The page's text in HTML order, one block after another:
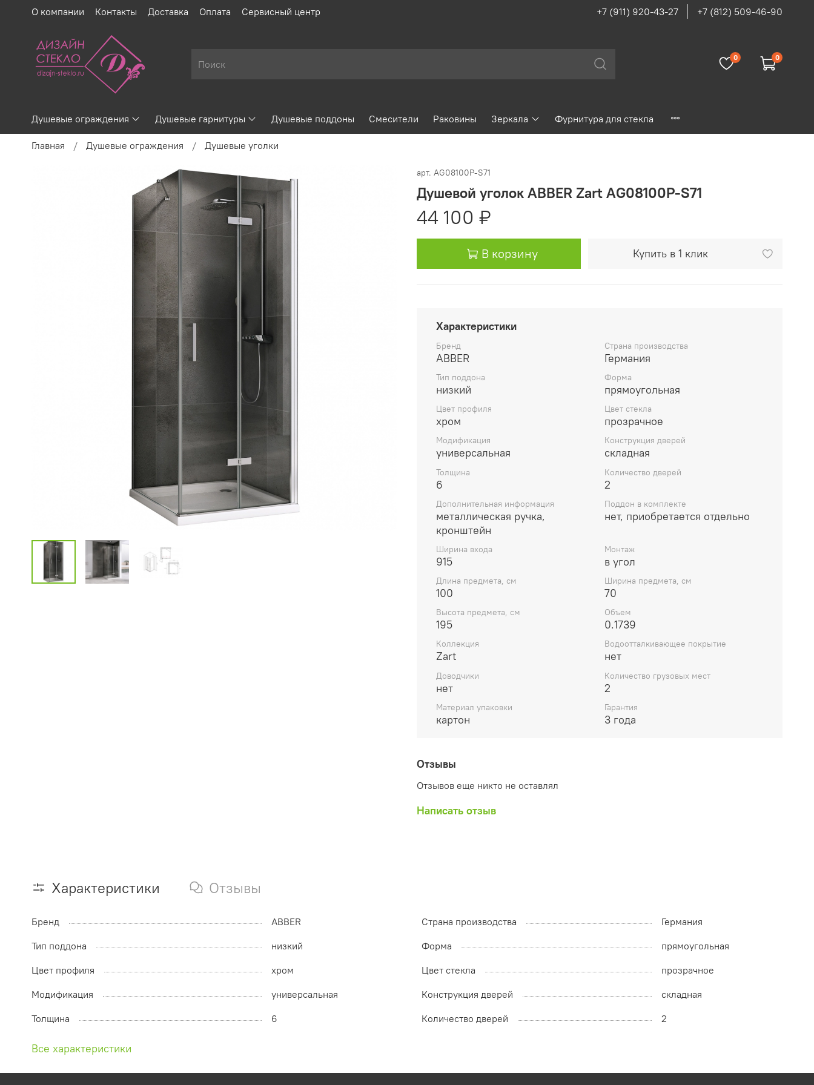
О компании Контакты Доставка Оплата Сервисный центр +7 (911) 920-43-27 +7 (812) 509-46-90
0 0
Душевые ограждения Душевые гарнитуры Душевые поддоны Смесители Раковины Зеркала Фурнитура для стекла
Главная Душевые ограждения Душевые уголки
арт. AG08100P-S71
Душевой уголок ABBER Zart AG08100P-S71
44 100 ₽
В корзину Купить в 1 клик
Характеристики
Бренд
ABBER
Страна производства
Германия
Тип поддона
низкий
Форма
прямоугольная
Цвет профиля
хром
Цвет стекла
прозрачное
Модификация
универсальная
Конструкция дверей
складная
Толщина
6
Количество дверей
2
Дополнительная информация
металлическая ручка,
кронштейн
Поддон в комплекте
нет, приобретается отдельно
Ширина входа
915
Монтаж
в угол
Длина предмета, см
100
Ширина предмета, см
70
Высота предмета, см
195
Объем
0.1739
Коллекция
Zart
Водоотталкивающее покрытие
нет
Доводчики
нет
Количество грузовых мест
2
Материал упаковки
картон
Гарантия
3 года
Отзывы
Отзывов еще никто не оставлял
Написать отзыв
Характеристики Отзывы
Бренд ABBER Страна производства
Германия
Тип поддона
низкий Форма
прямоугольная
Цвет профиля
хром Цвет стекла
прозрачное
Модификация
универсальная Конструкция дверей
складная
Толщина
6 Количество дверей 2
Все характеристики